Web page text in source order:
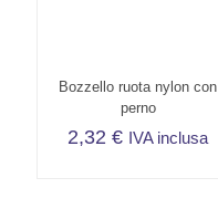
scelte
nella
del
Bozzello ruota nylon con
perno
2,32€ IVA inclusa